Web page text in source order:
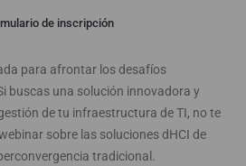
de inscripción
para afrontar los desafíos
buscas una solución innovadora y
de tu infraestructura de TI, no te
sobre las soluciones dHCI de
tradicional.